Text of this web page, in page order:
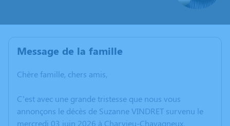
Message de la famille
Chère famille, chers amis,
C’est avec une grande tristesse que nous vous
annonçons le décès de Suzanne VINDRET survenu le
mercredi 03 juin 2026 à Charvieu-Chavagneux.